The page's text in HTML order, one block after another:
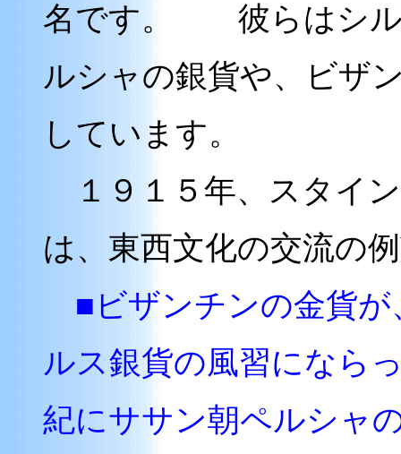
名です。 彼らはシル
ルシャの銀貨や、ビザ
しています。
１９１５年、スタイ
は、東西文化の交流の
■ビザンチンの金貨
ルス銀貨の風習になら
紀にササン朝ペルシャ